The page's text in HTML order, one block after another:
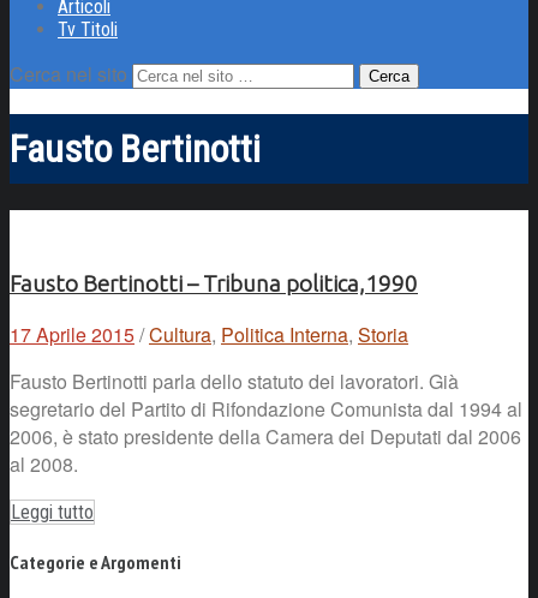
Articoli
Tv Titoli
Cerca nel sito
Fausto Bertinotti
Fausto Bertinotti – Tribuna politica,1990
17 Aprile 2015/Cultura, Politica Interna, Storia
Fausto Bertinotti parla dello statuto dei lavoratori. Già
segretario del Partito di Rifondazione Comunista dal 1994 al
2006, è stato presidente della Camera dei Deputati dal 2006
al 2008.
Leggi tutto
Categorie e Argomenti